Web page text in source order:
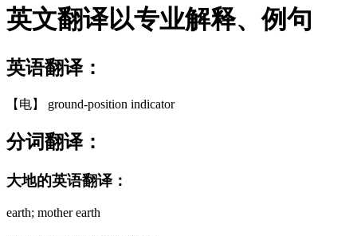
英文翻译以专业解释、例句
英语翻译：
【电】 ground-position indicator
分词翻译：
大地的英语翻译：
earth; mother earth